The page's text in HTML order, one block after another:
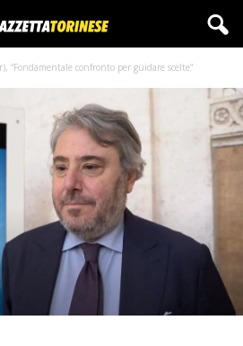
“Fondamentale confronto per guidare scelte”